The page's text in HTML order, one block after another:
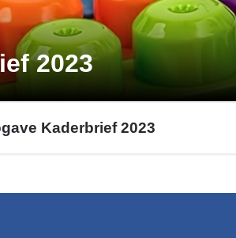
2023
Kaderbrief 2023